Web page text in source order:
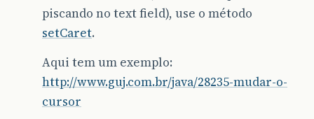
piscando no text field), use o método
setCaret.
Aqui tem um exemplo:
http://www.guj.com.br/java/28235-mudar-o-
cursor